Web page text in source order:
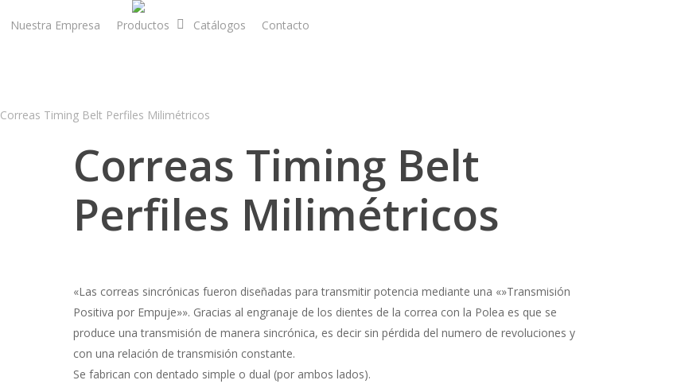
Nuestra Empresa Productos Catálogos Contacto
Correas Timing Belt Perfiles Milimétricos
Correas Timing Belt
Perfiles Milimétricos
«Las correas sincrónicas fueron diseñadas para transmitir potencia mediante una «»Transmisión
Positiva por Empuje»». Gracias al engranaje de los dientes de la correa con la Polea es que se
produce una transmisión de manera sincrónica, es decir sin pérdida del numero de revoluciones y
con una relación de transmisión constante.
Se fabrican con dentado simple o dual (por ambos lados).